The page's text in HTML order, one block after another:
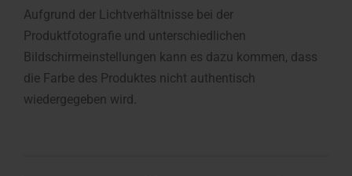
Aufgrund der Lichtverhältnisse bei der
Produktfotografie und unterschiedlichen
Bildschirmeinstellungen kann es dazu kommen, dass
die Farbe des Produktes nicht authentisch
wiedergegeben wird.